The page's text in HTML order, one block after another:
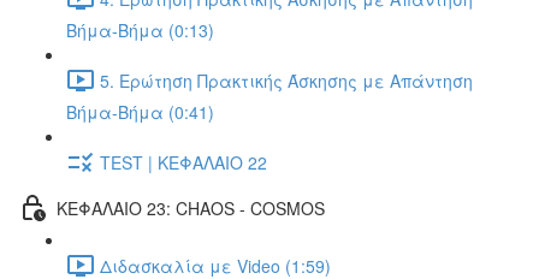
Βήμα-Βήμα (0:13)
5. Ερώτηση Πρακτικής Άσκησης με Απάντηση
Βήμα-Βήμα (0:41)
TEST | ΚΕΦΑΛΑΙΟ 22
ΚΕΦΑΛΑΙΟ 23: CHAOS - COSMOS
Διδασκαλία με Video (1:59)